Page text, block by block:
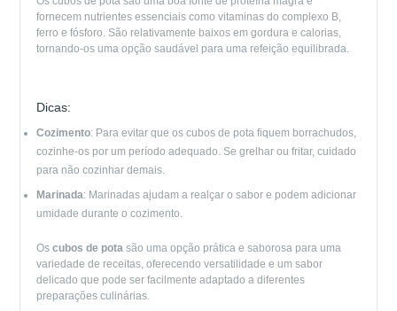
fornecem nutrientes essenciais como vitaminas do complexo B,
ferro e fósforo. São relativamente baixos em gordura e calorias,
tornando-os uma opção saudável para uma refeição equilibrada.
Dicas:
Cozimento: Para evitar que os cubos de pota fiquem borrachudos,
cozinhe-os por um período adequado. Se grelhar ou fritar, cuidado
para não cozinhar demais.
Marinada: Marinadas ajudam a realçar o sabor e podem adicionar
umidade durante o cozimento.
Oscubos de pota são uma opção prática e saborosa para uma
variedade de receitas, oferecendo versatilidade e um sabor
delicado que pode ser facilmente adaptado a diferentes
preparações culinárias.